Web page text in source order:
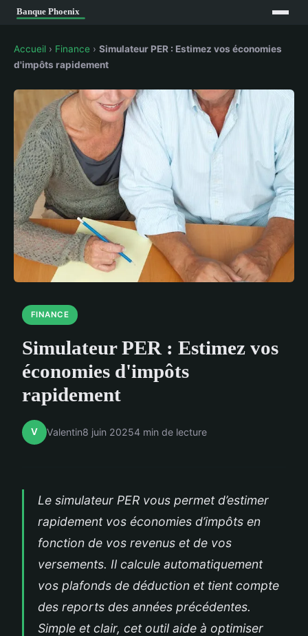
Accueil › Finance › Simulateur PER : Estimez vos économies
d'impôts rapidement
FINANCE
Simulateur PER : Estimez vos
économies d'impôts
rapidement
V Valentin8 juin 20254 min de lecture
Le simulateur PER vous permet d’estimer
rapidement vos économies d’impôts en
fonction de vos revenus et de vos
versements. Il calcule automatiquement
vos plafonds de déduction et tient compte
des reports des années précédentes.
Simple et clair, cet outil aide à optimiser